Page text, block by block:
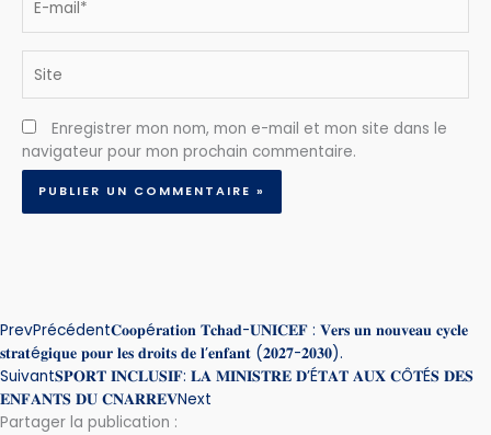
mail*
Enregistrer mon nom, mon e-mail et mon site dans le
navigateur pour mon prochain commentaire.
PrevPrécédent𝐂𝐨𝐨𝐩é𝐫𝐚𝐭𝐢𝐨𝐧 𝐓𝐜𝐡𝐚𝐝-𝐔𝐍𝐈𝐂𝐄𝐅 : 𝐕𝐞𝐫𝐬 𝐮𝐧 𝐧𝐨𝐮𝐯𝐞𝐚𝐮 𝐜𝐲𝐜𝐥𝐞
𝐬𝐭𝐫𝐚𝐭é𝐠𝐢𝐪𝐮𝐞 𝐩𝐨𝐮𝐫 𝐥𝐞𝐬 𝐝𝐫𝐨𝐢𝐭𝐬 𝐝𝐞 𝐥’𝐞𝐧𝐟𝐚𝐧𝐭 (𝟐𝟎𝟐𝟕-𝟐𝟎𝟑𝟎).
Suivant𝐒𝐏𝐎𝐑𝐓 𝐈𝐍𝐂𝐋𝐔𝐒𝐈𝐅: 𝐋𝐀 𝐌𝐈𝐍𝐈𝐒𝐓𝐑𝐄 𝐃’É𝐓𝐀𝐓 𝐀𝐔𝐗 𝐂Ô𝐓É𝐒 𝐃𝐄𝐒
𝐄𝐍𝐅𝐀𝐍𝐓𝐒 𝐃𝐔 𝐂𝐍𝐀𝐑𝐑𝐄𝐕Next
Partager la publication :